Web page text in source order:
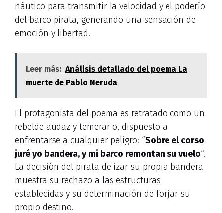
náutico para transmitir la velocidad y el poderío
del barco pirata, generando una sensación de
emoción y libertad.
Leer más: Análisis detallado del poema La
muerte de Pablo Neruda
El protagonista del poema es retratado como un
rebelde audaz y temerario, dispuesto a
enfrentarse a cualquier peligro: “Sobre el corso
juré yo bandera, y mi barco remontan su vuelo“.
La decisión del pirata de izar su propia bandera
muestra su rechazo a las estructuras
establecidas y su determinación de forjar su
propio destino.